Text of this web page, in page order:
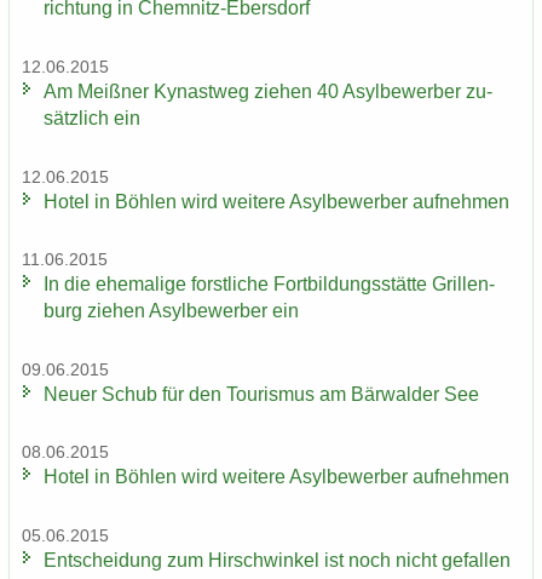
rich­tung in Chemnitz-​Ebersdorf
12.06.2015
Am Meiß­ner Ky­nast­weg zie­hen 40 Asyl­be­wer­ber zu­
sätz­lich ein
12.06.2015
Hotel in Böh­len wird wei­te­re Asyl­be­wer­ber auf­neh­men
11.06.2015
In die ehe­ma­li­ge forst­li­che Fort­bil­dungs­stät­te Gril­len­
burg zie­hen Asyl­be­wer­ber ein
09.06.2015
Neuer Schub für den Tou­ris­mus am Bär­wal­der See
08.06.2015
Hotel in Böh­len wird wei­te­re Asyl­be­wer­ber auf­neh­men
05.06.2015
Ent­schei­dung zum Hirsch­win­kel ist noch nicht ge­fal­len